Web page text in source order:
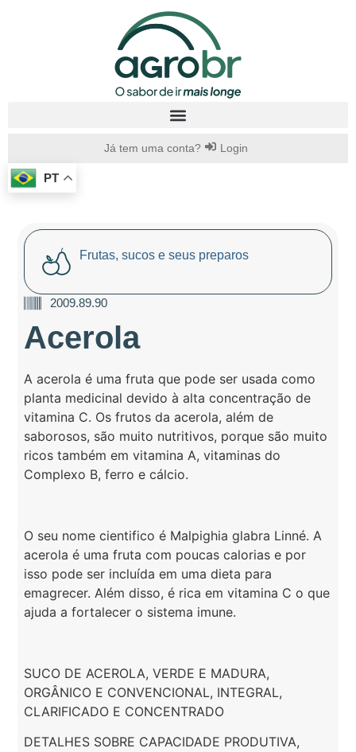
Já tem uma conta? Login
PT
Frutas, sucos e seus preparos
2009.89.90
Acerola
A acerola é uma fruta que pode ser usada como
planta medicinal devido à alta concentração de
vitamina C. Os frutos da acerola, além de
saborosos, são muito nutritivos, porque são muito
ricos também em vitamina A, vitaminas do
Complexo B, ferro e cálcio.
O seu nome cientifico é Malpighia glabra Linné. A
acerola é uma fruta com poucas calorias e por
isso pode ser incluída em uma dieta para
emagrecer. Além disso, é rica em vitamina C o que
ajuda a fortalecer o sistema imune.
SUCO DE ACEROLA, VERDE E MADURA,
ORGÂNICO E CONVENCIONAL, INTEGRAL,
CLARIFICADO E CONCENTRADO
DETALHES SOBRE CAPACIDADE PRODUTIVA,